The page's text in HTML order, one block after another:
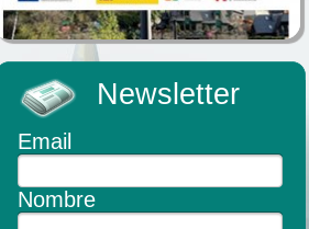
Newsletter
Email
Nombre